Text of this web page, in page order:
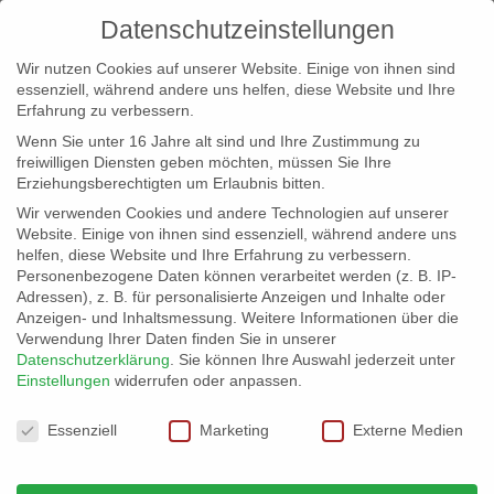
info@erfolgreich-events.de
+4940 46 777 230
06027_10
Datenschutzeinstellungen
Wir nutzen Cookies auf unserer Website. Einige von ihnen sind
essenziell, während andere uns helfen, diese Website und Ihre
Erfahrung zu verbessern.
Wenn Sie unter 16 Jahre alt sind und Ihre Zustimmung zu
freiwilligen Diensten geben möchten, müssen Sie Ihre
Erziehungsberechtigten um Erlaubnis bitten.
Wir verwenden Cookies und andere Technologien auf unserer
Website. Einige von ihnen sind essenziell, während andere uns
helfen, diese Website und Ihre Erfahrung zu verbessern.
Personenbezogene Daten können verarbeitet werden (z. B. IP-
Adressen), z. B. für personalisierte Anzeigen und Inhalte oder
Anzeigen- und Inhaltsmessung. Weitere Informationen über die
Verwendung Ihrer Daten finden Sie in unserer
Datenschutzerklärung
Sie können Ihre Auswahl jederzeit unter
Einstellungen widerrufen oder anpassen.
Datenschutzeinstellungen
Essenziell Marketing Externe Medien